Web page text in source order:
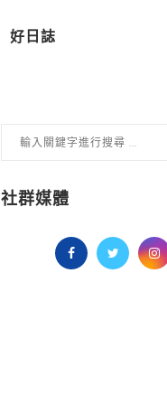
好日誌
社群媒體